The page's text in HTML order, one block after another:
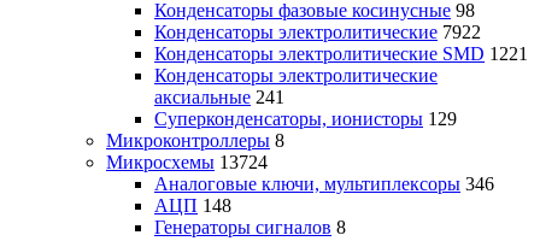
Конденсаторы фазовые косинусные 98
Конденсаторы электролитические 7922
Конденсаторы электролитические SMD 1221
Конденсаторы электролитические
аксиальные 241
Суперконденсаторы, ионисторы 129
Микроконтроллеры 8
Микросхемы 13724
Аналоговые ключи, мультиплексоры 346
АЦП 148
Генераторы сигналов 8